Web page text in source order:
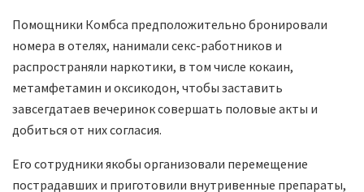
Помощники Комбса предположительно бронировали
номера в отелях, нанимали секс-работников и
распространяли наркотики, в том числе кокаин,
метамфетамин и оксикодон, чтобы заставить
завсегдатаев вечеринок совершать половые акты и
добиться от них согласия.
Его сотрудники якобы организовали перемещение
пострадавших и приготовили внутривенные препараты,